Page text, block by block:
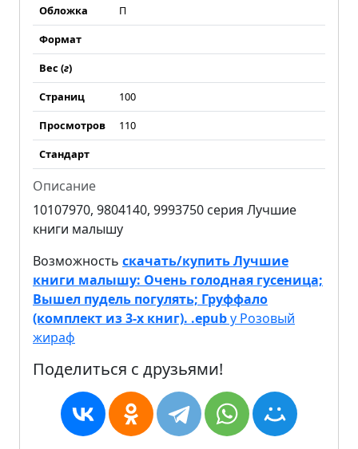
Обложка
П
Формат
Вес (г)
Страниц
100
Просмотров
110
Стандарт
Описание
10107970, 9804140, 9993750 серия Лучшие
книги малышу
Возможность скачать/купить Лучшие
книги малышу: Очень голодная гусеница;
Вышел пудель погулять; Груффало
(комплект из 3-х книг). .epubу Розовый
жираф
Поделиться с друзьями!